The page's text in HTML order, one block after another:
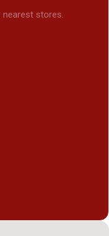
nearest stores.